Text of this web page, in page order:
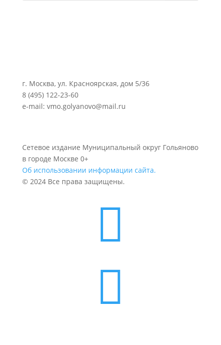
г. Москва, ул. Красноярская, дом 5/36
8 (495) 122-23-60
e-mail: vmo.golyanovo@mail.ru
Сетевое издание Муниципальный округ Гольяново
в городе Москве 0+
Об использовании информации сайта.
© 2024 Все права защищены.

